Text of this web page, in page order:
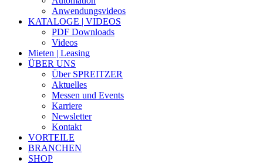
Anwendungsvideos
KATALOGE | VIDEOS
PDF Downloads
Videos
Mieten | Leasing
ÜBER UNS
Über SPREITZER
Aktuelles
Messen und Events
Karriere
Newsletter
Kontakt
VORTEILE
BRANCHEN
SHOP